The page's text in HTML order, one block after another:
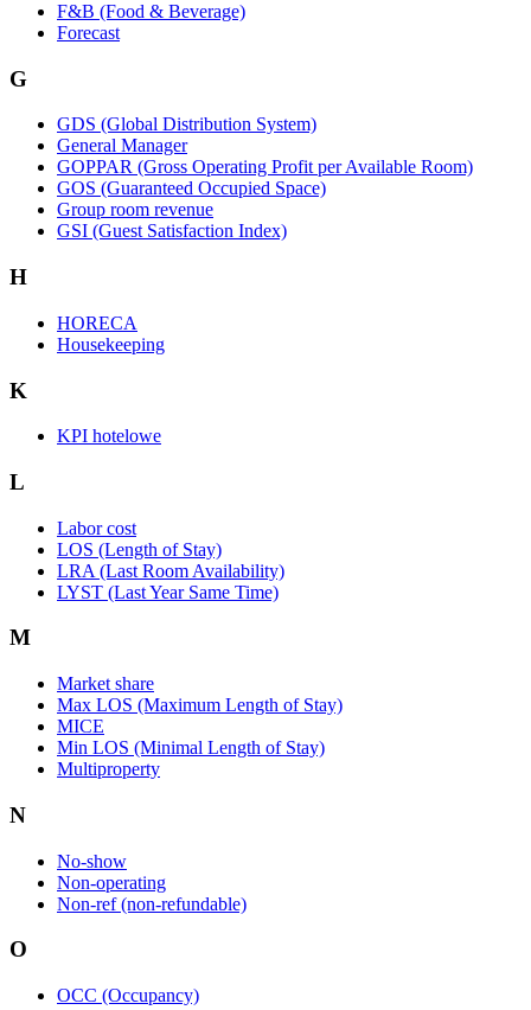
F&B (Food & Beverage)
Forecast
G
GDS (Global Distribution System)
General Manager
GOPPAR (Gross Operating Profit per Available Room)
GOS (Guaranteed Occupied Space)
Group room revenue
GSI (Guest Satisfaction Index)
H
HORECA
Housekeeping
K
KPI hotelowe
L
Labor cost
LOS (Length of Stay)
LRA (Last Room Availability)
LYST (Last Year Same Time)
M
Market share
Max LOS (Maximum Length of Stay)
MICE
Min LOS (Minimal Length of Stay)
Multiproperty
N
No-show
Non-operating
Non-ref (non-refundable)
O
OCC (Occupancy)